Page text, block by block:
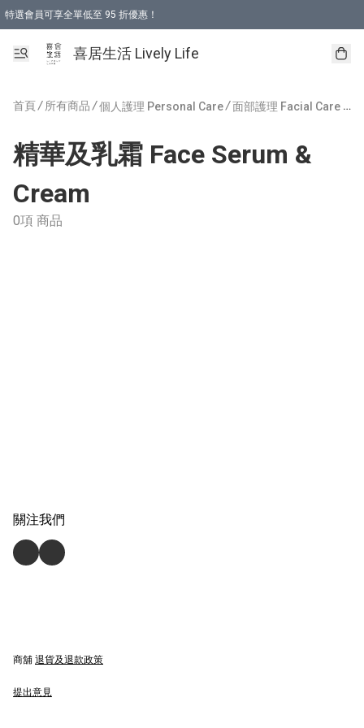
特選會員可享全單低至 95 折優惠！
購物折後滿$600免運費優惠 (減價貨品除外）
購物折後滿$320 即可免費於「順豐站」或「順豐智能櫃」自提點取貨 （冷凍食品
喜居生活 Lively Life
首頁/ 所有商品 /個人護理 Personal Care/面部護理 Facial Care /
精華及乳霜 Face Serum &
Cream
0項 商品
關注我們
商舖 退貨及退款政策
提出意見